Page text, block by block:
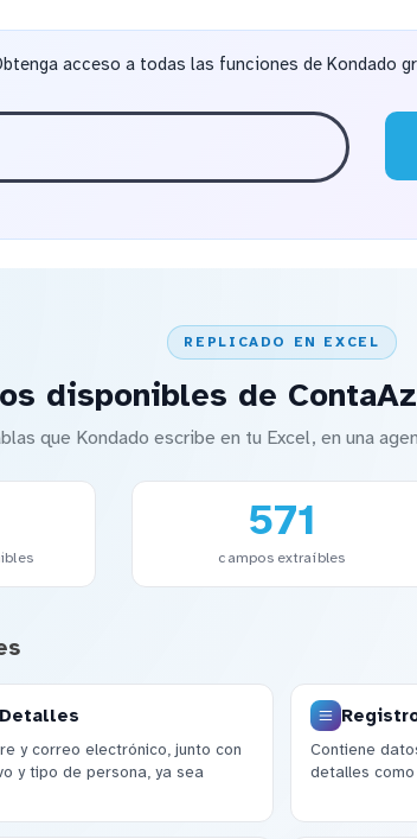
acceso a todas las funciones de Kondado
REPLICADO EN EXCEL
disponibles de
que Kondado escribe en tu Excel, en una
571
campos extraíbles
y correo electrónico, junto con
y tipo de persona, ya sea
Contiene
detalles